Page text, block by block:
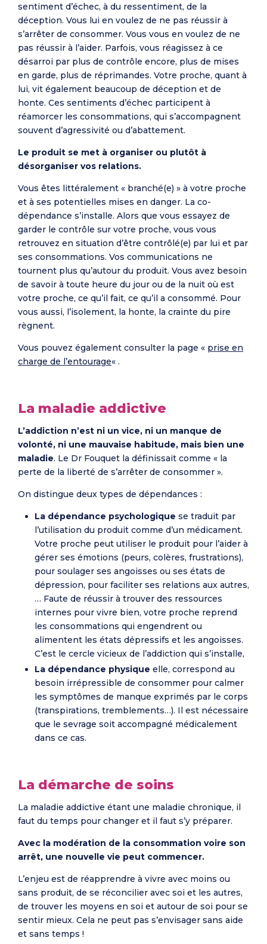
sentiment d’échec, à du ressentiment, de la
déception. Vous lui en voulez de ne pas réussir à
s’arrêter de consommer. Vous vous en voulez de ne
pas réussir à l’aider. Parfois, vous réagissez à ce
désarroi par plus de contrôle encore, plus de mises
en garde, plus de réprimandes. Votre proche, quant à
lui, vit également beaucoup de déception et de
honte. Ces sentiments d’échec participent à
réamorcer les consommations, qui s’accompagnent
souvent d’agressivité ou d’abattement.
Le produit se met à organiser ou plutôt à
désorganiser vos relations.
Vous êtes littéralement « branché(e) » à votre proche
et à ses potentielles mises en danger. La co-
dépendance s’installe. Alors que vous essayez de
garder le contrôle sur votre proche, vous vous
retrouvez en situation d’être contrôlé(e) par lui et par
ses consommations. Vos communications ne
tournent plus qu’autour du produit. Vous avez besoin
de savoir à toute heure du jour ou de la nuit où est
votre proche, ce qu’il fait, ce qu’il a consommé. Pour
vous aussi, l’isolement, la honte, la crainte du pire
règnent.
Vous pouvez également consulter la page « prise en
charge de l’entourage« .
La maladie addictive
L’addiction n’est ni un vice, ni un manque de
volonté, ni une mauvaise habitude, mais bien une
maladie. Le Dr Fouquet la définissait comme « la
perte de la liberté de s’arrêter de consommer ».
On distingue deux types de dépendances :
La dépendance psychologique se traduit par
l’utilisation du produit comme d’un médicament.
Votre proche peut utiliser le produit pour l’aider à
gérer ses émotions (peurs, colères, frustrations),
pour soulager ses angoisses ou ses états de
dépression, pour faciliter ses relations aux autres,
… Faute de réussir à trouver des ressources
internes pour vivre bien, votre proche reprend
les consommations qui engendrent ou
alimentent les états dépressifs et les angoisses.
C’est le cercle vicieux de l’addiction qui s’installe,
La dépendance physique elle, correspond au
besoin irrépressible de consommer pour calmer
les symptômes de manque exprimés par le corps
(transpirations, tremblements…). Il est nécessaire
que le sevrage soit accompagné médicalement
dans ce cas.
La démarche de soins
La maladie addictive étant une maladie chronique, il
faut du temps pour changer et il faut s’y préparer.
Avec la modération de la consommation voire son
arrêt, une nouvelle vie peut commencer.
L’enjeu est de réapprendre à vivre avec moins ou
sans produit, de se réconcilier avec soi et les autres,
de trouver les moyens en soi et autour de soi pour se
sentir mieux. Cela ne peut pas s’envisager sans aide
et sans temps !